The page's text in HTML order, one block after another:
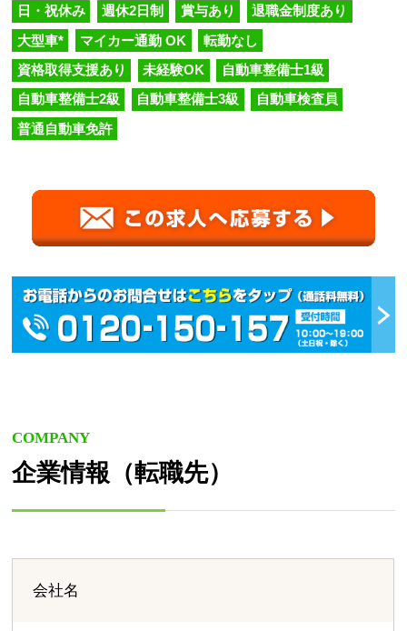
日・祝休み 週休2日制 賞与あり 退職金制度あり
大型車* マイカー通勤 OK 転勤なし
資格取得支援あり 未経験OK 自動車整備士1級
自動車整備士2級 自動車整備士3級 自動車検査員
普通自動車免許
COMPANY
企業情報（転職先）
会社名